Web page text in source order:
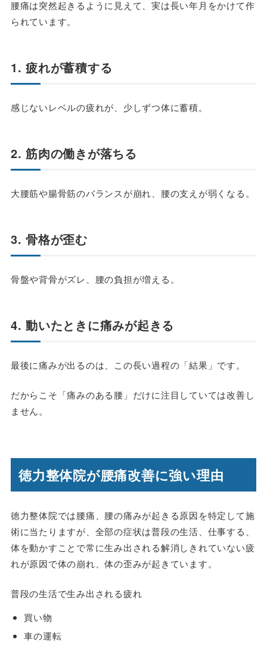
腰痛は突然起きるように見えて、実は長い年月をかけて作
られています。
1. 疲れが蓄積する
感じないレベルの疲れが、少しずつ体に蓄積。
2. 筋肉の働きが落ちる
大腰筋や腸骨筋のバランスが崩れ、腰の支えが弱くなる。
3. 骨格が歪む
骨盤や背骨がズレ、腰の負担が増える。
4. 動いたときに痛みが起きる
最後に痛みが出るのは、この長い過程の「結果」です。
だからこそ「痛みのある腰」だけに注目していては改善し
ません。
徳力整体院が腰痛改善に強い理由
徳力整体院では腰痛、腰の痛みが起きる原因を特定して施
術に当たりますが、全部の症状は普段の生活、仕事する、
体を動かすことで常に生み出される解消しきれていない疲
れが原因で体の崩れ、体の歪みが起きています。
普段の生活で生み出される疲れ
買い物
車の運転